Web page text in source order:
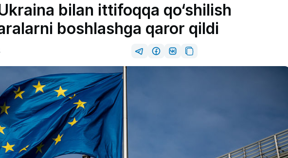
bilan ittifoqqa qo‘shilish
boshlashga qaror qildi